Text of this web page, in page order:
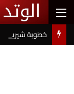
القائمة